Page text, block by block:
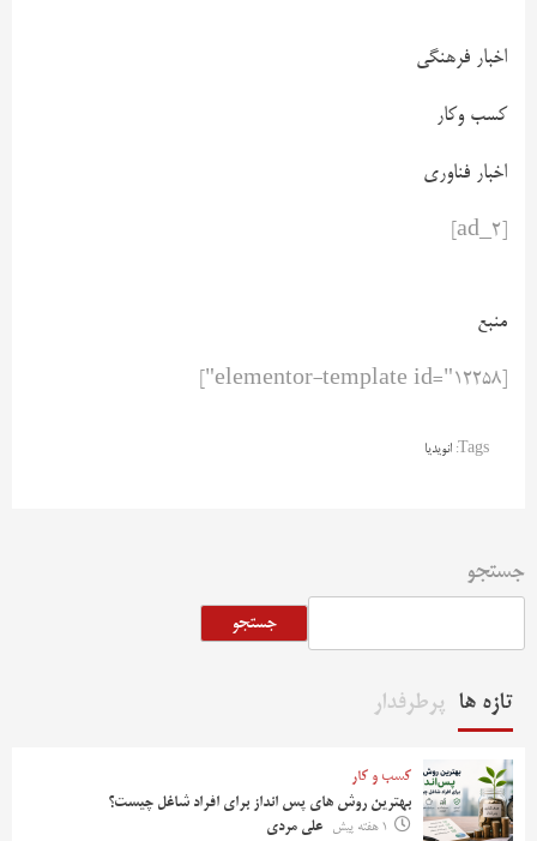
اخبار فرهنگی
کسب وکار
اخبار فناوری
منبع
Tags: انویدیا
جستجو
جستجو
تازه ها پرطرفدار
کسب و کار
بهترین روش‌ های پس‌ انداز برای افراد شاغل چیست؟
1 هفته پیش
علی مردی